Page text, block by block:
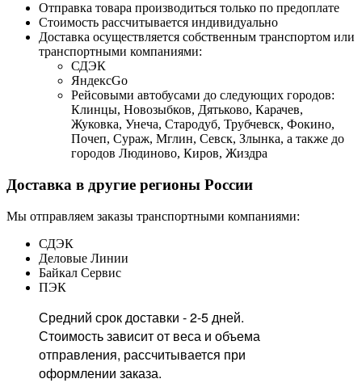
Отправка товара производиться только по предоплате
Стоимость рассчитывается индивидуально
Доставка осуществляется собственным транспортом или
транспортными компаниями:
СДЭК
ЯндексGo
Рейсовыми автобусами до следующих городов:
Клинцы, Новозыбков, Дятьково, Карачев,
Жуковка, Унеча, Стародуб, Трубчевск, Фокино,
Почеп, Сураж, Мглин, Севск, Злынка, а также до
городов Людиново, Киров, Жиздра
Доставка в другие регионы России
Мы отправляем заказы транспортными компаниями:
СДЭК
Деловые Линии
Байкал Сервис
ПЭК
Средний срок доставки - 2-5 дней.
Стоимость зависит от веса и объема
отправления, рассчитывается при
оформлении заказа.